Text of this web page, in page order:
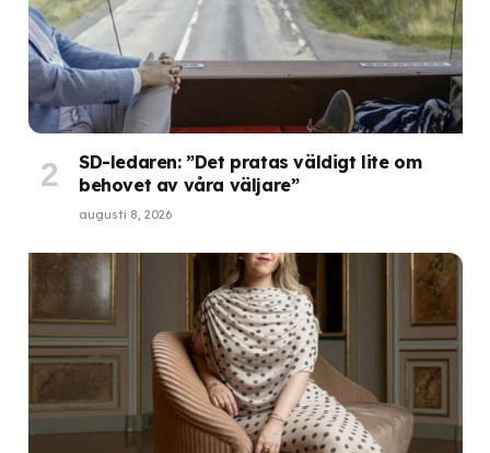
SD-ledaren: ”Det pratas väldigt lite om
behovet av våra väljare”
augusti 8, 2026